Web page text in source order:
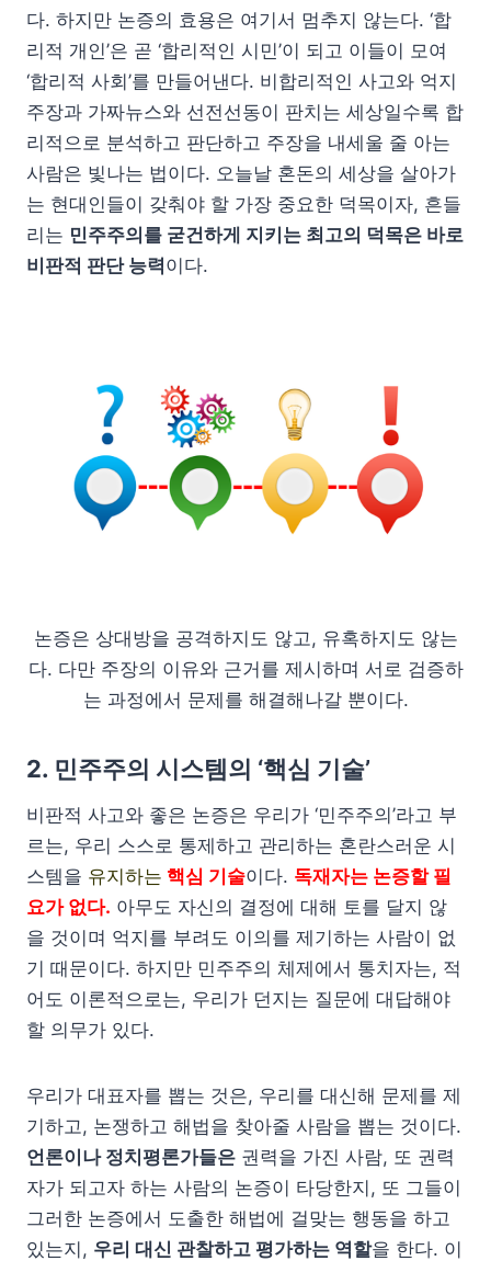
다. 하지만 논증의 효용은 여기서 멈추지 않는다. ‘합
리적 개인’은 곧 ‘합리적인 시민’이 되고 이들이 모여
‘합리적 사회’를 만들어낸다. 비합리적인 사고와 억지
주장과 가짜뉴스와 선전선동이 판치는 세상일수록 합
리적으로 분석하고 판단하고 주장을 내세울 줄 아는
사람은 빛나는 법이다. 오늘날 혼돈의 세상을 살아가
는 현대인들이 갖춰야 할 가장 중요한 덕목이자, 흔들
리는 민주주의를 굳건하게 지키는 최고의 덕목은 바로
비판적 판단 능력이다.
논증은 상대방을 공격하지도 않고, 유혹하지도 않는
다. 다만 주장의 이유와 근거를 제시하며 서로 검증하
는 과정에서 문제를 해결해나갈 뿐이다.
2. 민주주의 시스템의 ‘핵심 기술’
비판적 사고와 좋은 논증은 우리가 ‘민주주의’라고 부
르는, 우리 스스로 통제하고 관리하는 혼란스러운 시
스템을 유지하는 핵심 기술이다. 독재자는 논증할 필
요가 없다. 아무도 자신의 결정에 대해 토를 달지 않
을 것이며 억지를 부려도 이의를 제기하는 사람이 없
기 때문이다. 하지만 민주주의 체제에서 통치자는, 적
어도 이론적으로는, 우리가 던지는 질문에 대답해야
할 의무가 있다.
우리가 대표자를 뽑는 것은, 우리를 대신해 문제를 제
기하고, 논쟁하고 해법을 찾아줄 사람을 뽑는 것이다.
언론이나 정치평론가들은 권력을 가진 사람, 또 권력
자가 되고자 하는 사람의 논증이 타당한지, 또 그들이
그러한 논증에서 도출한 해법에 걸맞는 행동을 하고
있는지, 우리 대신 관찰하고 평가하는 역할을 한다. 이